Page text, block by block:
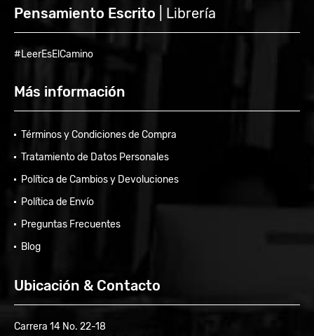
Pensamiento Escrito | Librería
#LeerEsElCamino
Más información
Términos y Condiciones de Compra
Tratamiento de Datos Personales
Política de Cambios y Devoluciones
Política de Envío
Preguntas Frecuentes
Blog
Ubicación & Contacto
Carrera 14 No. 22-18